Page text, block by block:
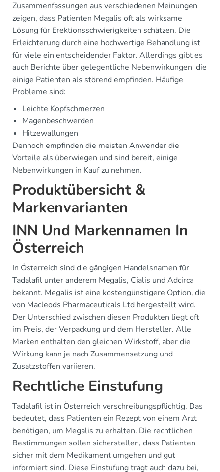
Zusammenfassungen aus verschiedenen Meinungen
zeigen, dass Patienten Megalis oft als wirksame
Lösung für Erektionsschwierigkeiten schätzen. Die
Erleichterung durch eine hochwertige Behandlung ist
für viele ein entscheidender Faktor. Allerdings gibt es
auch Berichte über gelegentliche Nebenwirkungen, die
einige Patienten als störend empfinden. Häufige
Probleme sind:
Leichte Kopfschmerzen
Magenbeschwerden
Hitzewallungen
Dennoch empfinden die meisten Anwender die
Vorteile als überwiegen und sind bereit, einige
Nebenwirkungen in Kauf zu nehmen.
Produktübersicht &
Markenvarianten
INN Und Markennamen In
Österreich
In Österreich sind die gängigen Handelsnamen für
Tadalafil unter anderem Megalis, Cialis und Adcirca
bekannt. Megalis ist eine kostengünstigere Option, die
von Macleods Pharmaceuticals Ltd hergestellt wird.
Der Unterschied zwischen diesen Produkten liegt oft
im Preis, der Verpackung und dem Hersteller. Alle
Marken enthalten den gleichen Wirkstoff, aber die
Wirkung kann je nach Zusammensetzung und
Zusatzstoffen variieren.
Rechtliche Einstufung
Tadalafil ist in Österreich verschreibungspflichtig. Das
bedeutet, dass Patienten ein Rezept von einem Arzt
benötigen, um Megalis zu erhalten. Die rechtlichen
Bestimmungen sollen sicherstellen, dass Patienten
sicher mit dem Medikament umgehen und gut
informiert sind. Diese Einstufung trägt auch dazu bei,